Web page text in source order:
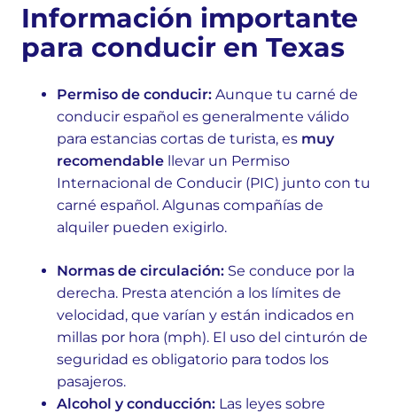
Información importante
para conducir en Texas
Permiso de conducir: Aunque tu carné de
conducir español es generalmente válido
para estancias cortas de turista, es muy
recomendable llevar un Permiso
Internacional de Conducir (PIC) junto con tu
carné español. Algunas compañías de
alquiler pueden exigirlo.
Normas de circulación: Se conduce por la
derecha. Presta atención a los límites de
velocidad, que varían y están indicados en
millas por hora (mph). El uso del cinturón de
seguridad es obligatorio para todos los
pasajeros.
Alcohol y conducción: Las leyes sobre